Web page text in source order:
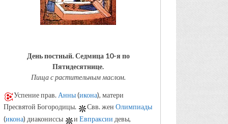
День постный.Седмица 10-я по
Пятидесятнице.
Пища с растительным маслом.
Успение прав. Анны(икона), матери
Пресвятой Богородицы.
Свв. жен Олимпиады
(икона) диакониссы и Евпраксии девы,